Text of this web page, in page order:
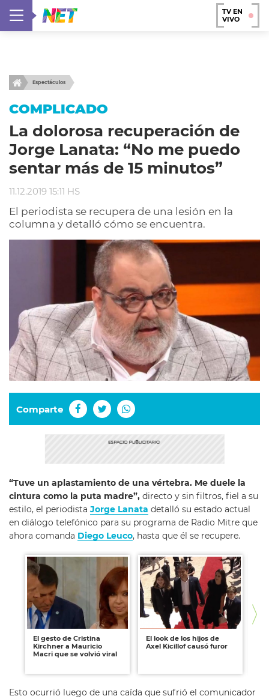
TV EN
VIVO
Espectáculos
COMPLICADO
La dolorosa recuperación de
Jorge Lanata: “No me puedo
sentar más de 15 minutos”
11.12.2019 15:11 HS
El periodista se recupera de una lesión en la
columna y detalló cómo se encuentra.
Comparte
“Tuve un aplastamiento de una vértebra. Me duele la
cintura como la puta madre”, directo y sin filtros, fiel a su
estilo, el periodista Jorge Lanata detalló su estado actual
en diálogo telefónico para su programa de Radio Mitre que
ahora comanda Diego Leuco, hasta que él se recupere.
El gesto de Cristina
Kirchner a Mauricio
Macri que se volvió viral
El look de los hijos de
Axel Kicillof causó furor
Esto ocurrió luego de una caída que sufrió el comunicador